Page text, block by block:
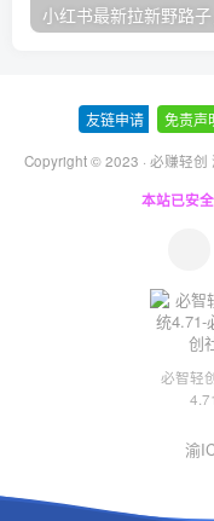
友链申请 免责声
Copyright © 2023 · 必赚轻创
本站已安
必智轻
4.71
渝